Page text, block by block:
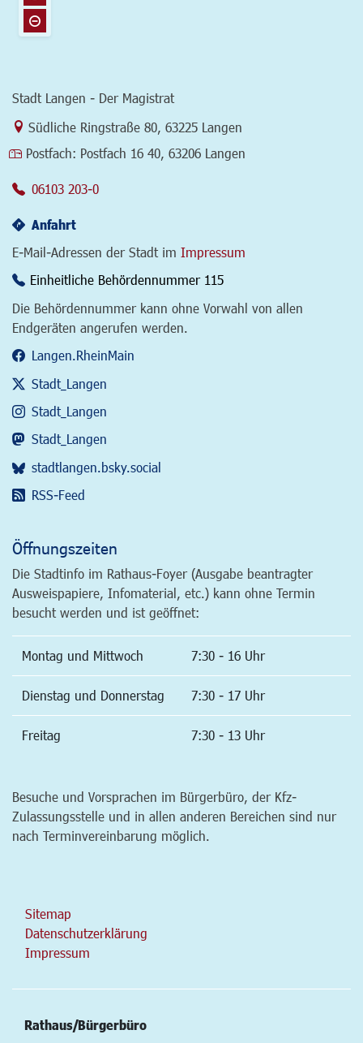
Stadt Langen - Der Magistrat
Link zur Google-Maps Navigation
Südliche Ringstraße 80 63225 Langen
Postfach: Postfach 16 40, 63206 Langen
06103 203-0
Anfahrt
E-Mail-Adressen der Stadt im Impressum
Einheitliche Behördennummer 115
Die Behördennummer kann ohne Vorwahl von allen
Endgeräten angerufen werden.
Langen.RheinMain
Stadt_Langen
Stadt_Langen
Stadt_Langen
stadtlangen.bsky.social
RSS-Feed
Öffnungszeiten
Die Stadtinfo im Rathaus-Foyer (Ausgabe beantragter
Ausweispapiere, Infomaterial, etc.) kann ohne Termin
besucht werden und ist geöffnet:
Montag und Mittwoch 7:30 - 16 Uhr
Dienstag und Donnerstag 7:30 - 17 Uhr
Freitag 7:30 - 13 Uhr
Besuche und Vorsprachen im Bürgerbüro, der Kfz-
Zulassungsstelle und in allen anderen Bereichen sind nur
nach Terminvereinbarung möglich.
Sitemap
Datenschutzerklärung
Impressum
Rathaus/Bürgerbüro